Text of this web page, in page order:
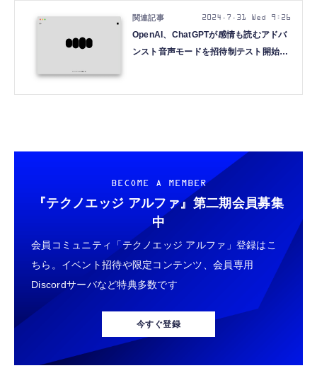
OpenAI、ChatGPTが感情も読むアドバ
ンスト音声モードを招待制テスト開始
2024.7.31 Wed 9:26
BECOME A MEMBER
『テクノエッジ アルファ』 第二期会員募集
中
会員コミュニティ「テクノエッジ アルファ」登録はこ
ちら。イベント招待や限定コンテンツ、会員専用
Discordサーバなど特典多数です
今すぐ登録